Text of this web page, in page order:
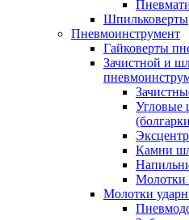
Шпильковерты
Пневмоинструмент
Гайковерты
Зачистной и
Угловые
Камни
Молотки
Молотки